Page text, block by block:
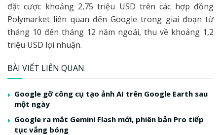
đặt cược khoảng 2,75 triệu USD trên các hợp đồng
Polymarket liên quan đến Google trong giai đoạn từ
tháng 10 đến tháng 12 năm ngoái, thu về khoảng 1,2
triệu USD lợi nhuận.
BÀI VIẾT LIÊN QUAN
Google gỡ công cụ tạo ảnh AI trên Google Earth sau
một ngày
Google ra mắt Gemini Flash mới, phiên bản Pro tiếp
tục vắng bóng